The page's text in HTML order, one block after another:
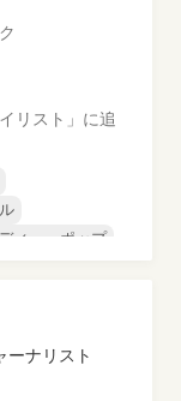
リスト」に追
ディー・ポップ
ーナリスト